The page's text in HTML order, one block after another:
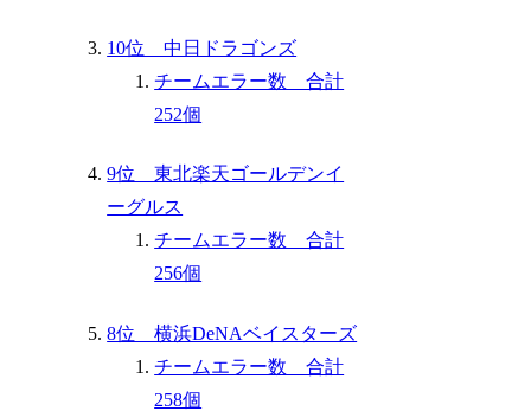
10位 中日ドラゴンズ
チームエラー数 合計
252個
9位 東北楽天ゴールデンイ
ーグルス
チームエラー数 合計
256個
8位 横浜DeNAベイスターズ
チームエラー数 合計
258個